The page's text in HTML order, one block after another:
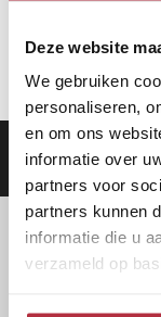
Deze website
We gebruiken
personaliseren,
en om ons
informatie over
partners voor
partners kunnen
informatie die u
verzameld op
Aanbod|